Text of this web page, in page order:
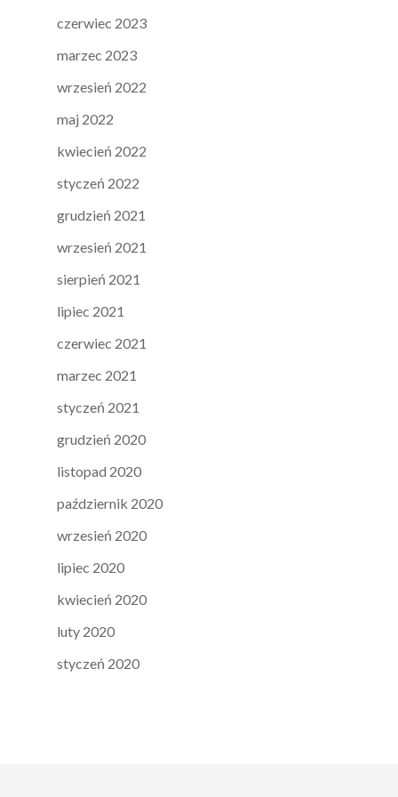
czerwiec 2023
marzec 2023
wrzesień 2022
maj 2022
kwiecień 2022
styczeń 2022
grudzień 2021
wrzesień 2021
sierpień 2021
lipiec 2021
czerwiec 2021
marzec 2021
styczeń 2021
grudzień 2020
listopad 2020
październik 2020
wrzesień 2020
lipiec 2020
kwiecień 2020
luty 2020
styczeń 2020